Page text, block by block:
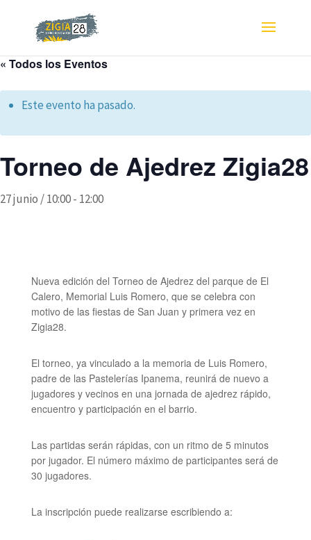
« Todos los Eventos
Este evento ha pasado.
Torneo de Ajedrez Zigia28
27 junio / 10:00- 12:00
Nueva edición del Torneo de Ajedrez del parque de El
Calero, Memorial Luis Romero, que se celebra con
motivo de las fiestas de San Juan y primera vez en
Zigia28.
El torneo, ya vinculado a la memoria de Luis Romero,
padre de las Pastelerías Ipanema, reunirá de nuevo a
jugadores y vecinos en una jornada de ajedrez rápido,
encuentro y participación en el barrio.
Las partidas serán rápidas, con un ritmo de 5 minutos
por jugador. El número máximo de participantes será de
30 jugadores.
La inscripción puede realizarse escribiendo a: